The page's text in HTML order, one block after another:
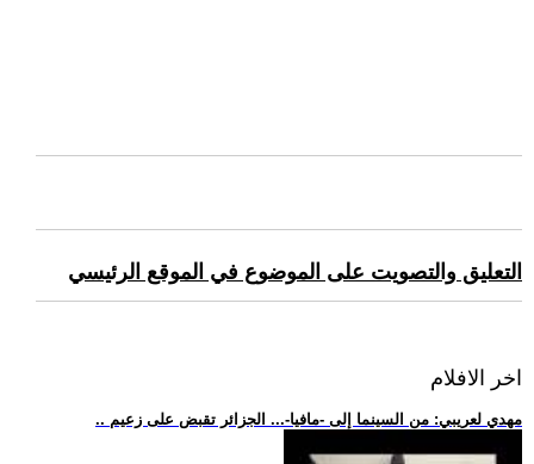
التعليق والتصويت على الموضوع في الموقع الرئيسي
اخر الافلام
.. مهدي لعريبي: من السينما إلى -مافيا-... الجزائر تقبض على زعيم